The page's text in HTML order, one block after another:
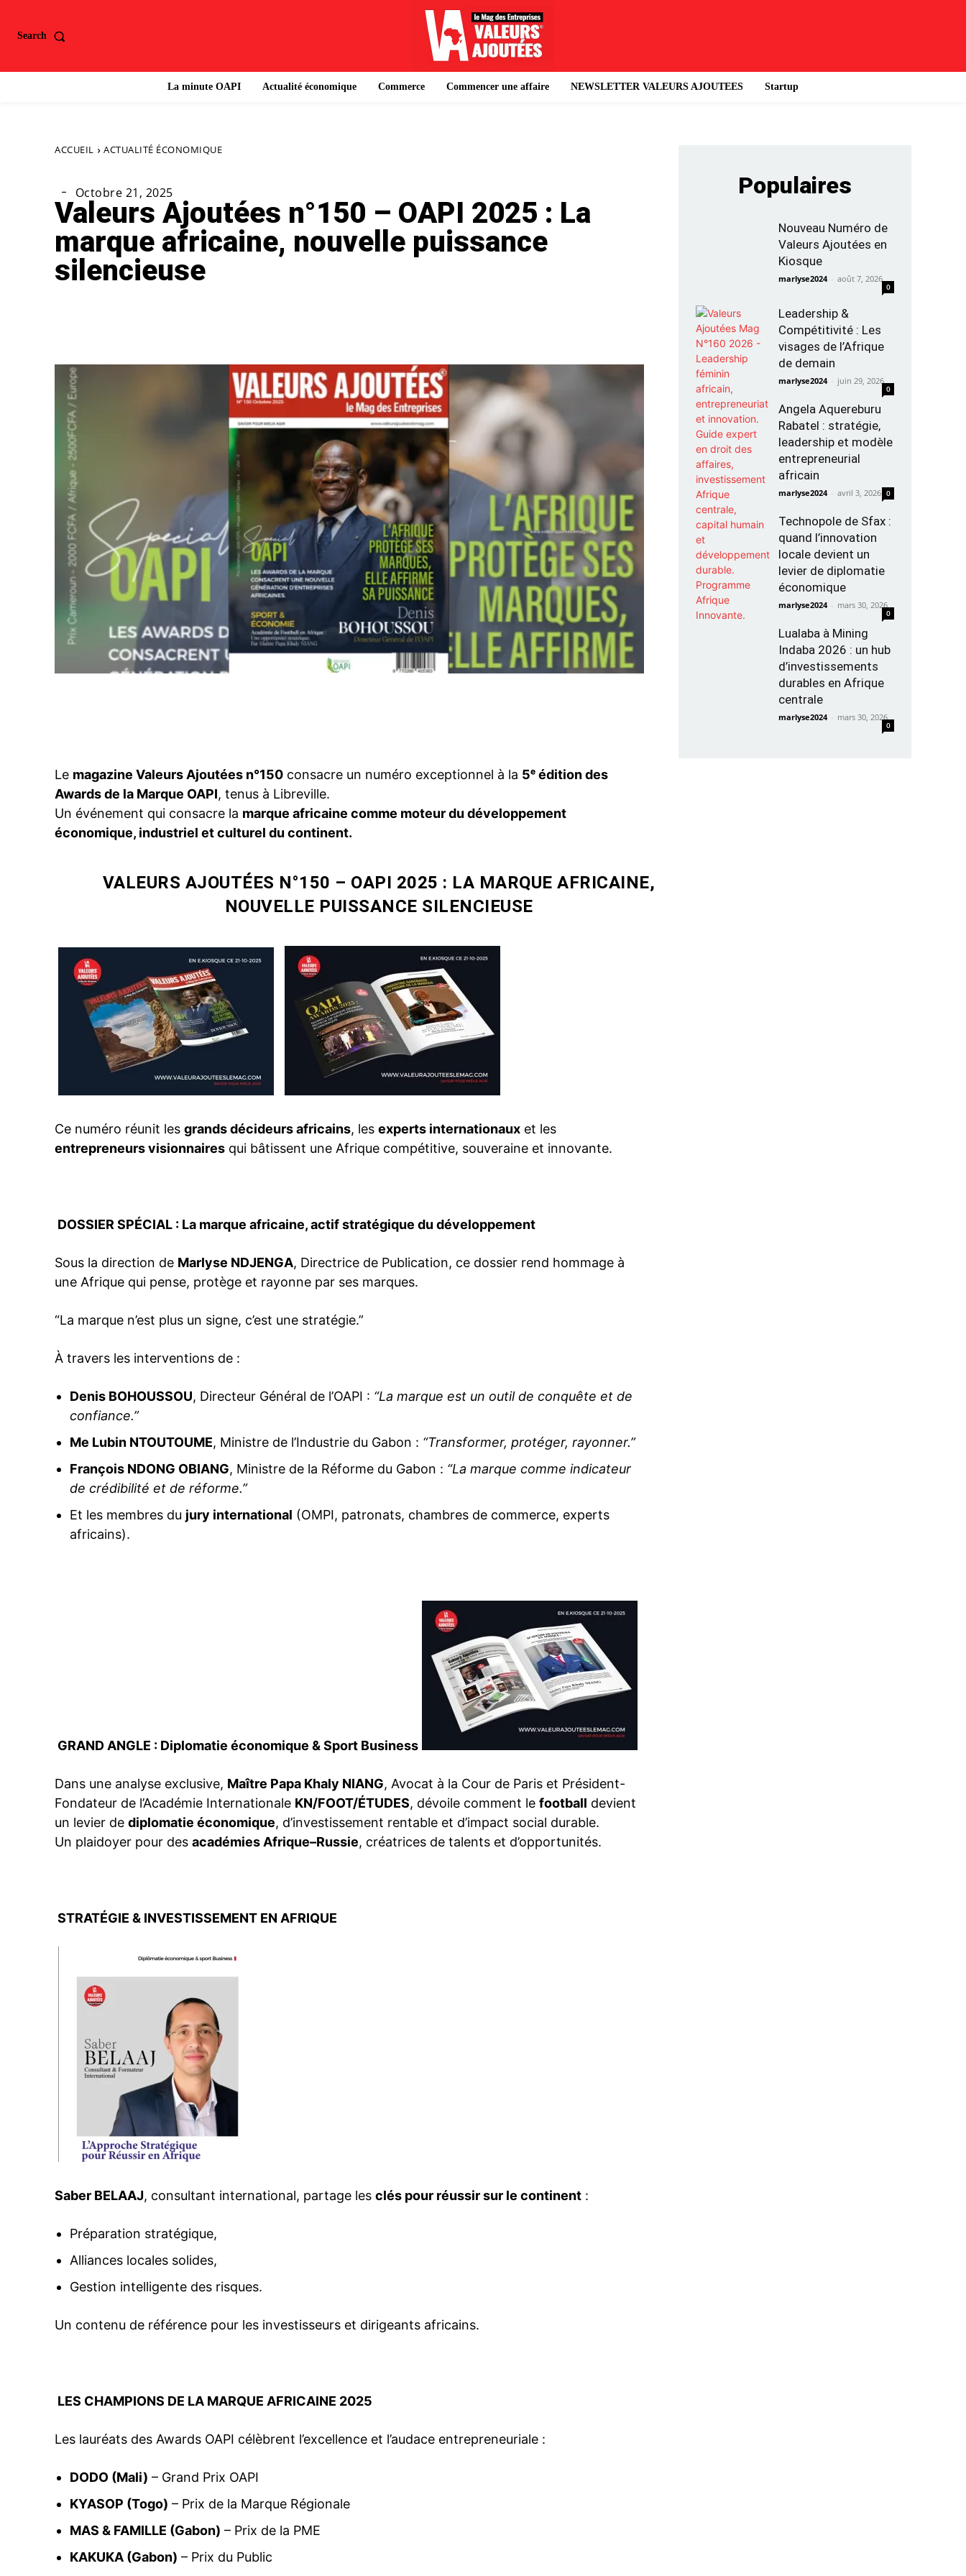
Search
La minute OAPI Actualité économique Commerce Commencer une affaire NEWSLETTER VALEURS AJOUTEES Startup
ACCUEIL ACTUALITÉ ÉCONOMIQUE
Octobre 21, 2025
Valeurs Ajoutées n°150 – OAPI 2025 : La
marque africaine, nouvelle puissance
silencieuse
Le magazine Valeurs Ajoutées n°150 consacre un numéro exceptionnel à la 5ᵉ édition des
Awards de la Marque OAPI, tenus à Libreville.
Un événement qui consacre la marque africaine comme moteur du développement
économique, industriel et culturel du continent.
VALEURS AJOUTÉES N°150 – OAPI 2025 : LA MARQUE AFRICAINE,
NOUVELLE PUISSANCE SILENCIEUSE
Ce numéro réunit les grands décideurs africains, les experts internationaux et les
entrepreneurs visionnaires qui bâtissent une Afrique compétitive, souveraine et innovante.
DOSSIER SPÉCIAL : La marque africaine, actif stratégique du développement
Sous la direction de Marlyse NDJENGA, Directrice de Publication, ce dossier rend hommage à
une Afrique qui pense, protège et rayonne par ses marques.
“La marque n’est plus un signe, c’est une stratégie.”
À travers les interventions de :
Denis BOHOUSSOU, Directeur Général de l’OAPI : “La marque est un outil de conquête et de
confiance.”
Me Lubin NTOUTOUME, Ministre de l’Industrie du Gabon : “Transformer, protéger, rayonner.”
François NDONG OBIANG, Ministre de la Réforme du Gabon : “La marque comme indicateur
de crédibilité et de réforme.”
Et les membres du jury international (OMPI, patronats, chambres de commerce, experts
africains).
GRAND ANGLE : Diplomatie économique & Sport Business
Dans une analyse exclusive, Maître Papa Khaly NIANG, Avocat à la Cour de Paris et Président-
Fondateur de l’Académie Internationale KN/FOOT/ÉTUDES, dévoile comment le football devient
un levier de diplomatie économique, d’investissement rentable et d’impact social durable.
Un plaidoyer pour des académies Afrique–Russie, créatrices de talents et d’opportunités.
STRATÉGIE & INVESTISSEMENT EN AFRIQUE
Saber BELAAJ, consultant international, partage les clés pour réussir sur le continent :
Préparation stratégique,
Alliances locales solides,
Gestion intelligente des risques.
Un contenu de référence pour les investisseurs et dirigeants africains.
LES CHAMPIONS DE LA MARQUE AFRICAINE 2025
Les lauréats des Awards OAPI célèbrent l’excellence et l’audace entrepreneuriale :
DODO (Mali) – Grand Prix OAPI
KYASOP (Togo) – Prix de la Marque Régionale
MAS & FAMILLE (Gabon) – Prix de la PME
KAKUKA (Gabon) – Prix du Public
Populaires
Nouveau Numéro de
Valeurs Ajoutées en
Kiosque
marlyse2024 - août 7, 2026
0
Leadership &
Compétitivité : Les
visages de l’Afrique
de demain
marlyse2024 - juin 29, 2026
0
Angela Aquereburu
Rabatel : stratégie,
leadership et modèle
entrepreneurial
africain
marlyse2024 - avril 3, 2026 0
Technopole de Sfax :
quand l’innovation
locale devient un
levier de diplomatie
économique
marlyse2024 - mars 30, 2026
0
Lualaba à Mining
Indaba 2026 : un hub
d’investissements
durables en Afrique
centrale
marlyse2024 - mars 30, 2026
0